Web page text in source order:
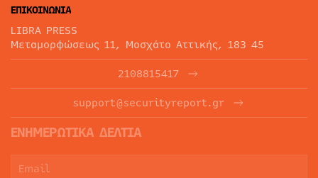
ΕΠΙΚΟΙΝΩΝΙΑ
LIBRA PRESS
Μεταμορφώσεως 11, Μοσχάτο Αττικής, 183 45
2108815417
support@securityreport.gr
ΕΝΗΜΕΡΩΤΙΚΑ ΔΕΛΤΙΑ